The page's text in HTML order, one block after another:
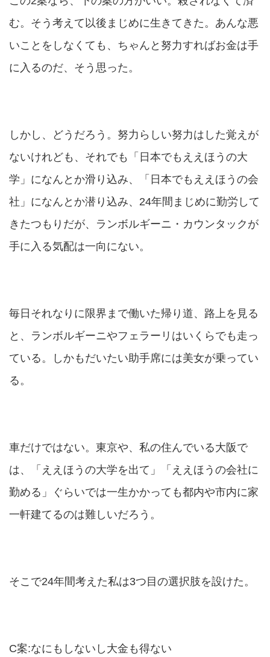
む。そう考えて以後まじめに生きてきた。あんな悪
いことをしなくても、ちゃんと努力すればお金は手
に入るのだ、そう思った。
しかし、どうだろう。努力らしい努力はした覚えが
ないけれども、それでも「日本でもええほうの大
学」になんとか滑り込み、「日本でもええほうの会
社」になんとか潜り込み、24年間まじめに勤労して
きたつもりだが、ランボルギーニ・カウンタックが
手に入る気配は一向にない。
毎日それなりに限界まで働いた帰り道、路上を見る
と、ランボルギーニやフェラーリはいくらでも走っ
ている。しかもだいたい助手席には美女が乗ってい
る。
車だけではない。東京や、私の住んでいる大阪で
は、「ええほうの大学を出て」「ええほうの会社に
勤める」ぐらいでは一生かかっても都内や市内に家
一軒建てるのは難しいだろう。
そこで24年間考えた私は3つ目の選択肢を設けた。
C案:なにもしないし大金も得ない